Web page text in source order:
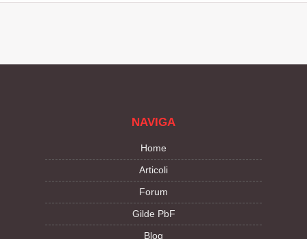
NAVIGA
Home
Articoli
Forum
Gilde PbF
Blog